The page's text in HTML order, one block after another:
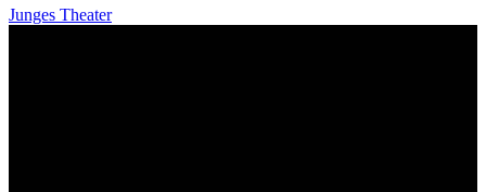
Junges Theater